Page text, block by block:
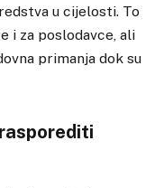
u cijelosti. To
i za poslodavce, ali
primanja dok su